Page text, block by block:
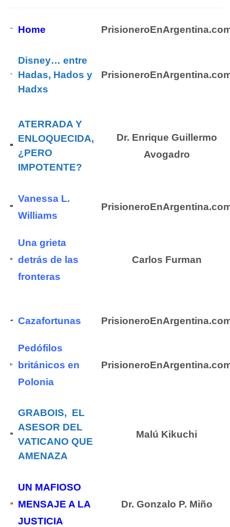
Home
Disney… entre
Hadas, Hados y
Hadxs
ATERRADA Y
ENLOQUECIDA,
¿PERO
IMPOTENTE?
Dr. Enrique Guillermo
Avogadro
Vanessa L.
Williams
Una grieta
detrás de las
fronteras
Carlos Furman
Cazafortunas
Pedófilos
británicos en
Polonia
GRABOIS, EL
ASESOR DEL
VATICANO QUE
AMENAZA
Malú Kikuchi
UN MAFIOSO
MENSAJE A LA
JUSTICIA
Dr. Gonzalo P. Miño